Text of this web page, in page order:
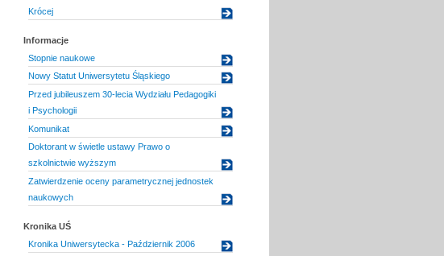
Krócej
Informacje
Stopnie naukowe
Nowy Statut Uniwersytetu Śląskiego
Przed jubileuszem 30-lecia Wydziału Pedagogiki
i Psychologii
Komunikat
Doktorant w świetle ustawy Prawo o
szkolnictwie wyższym
Zatwierdzenie oceny parametrycznej jednostek
naukowych
Kronika UŚ
Kronika Uniwersytecka - Październik 2006